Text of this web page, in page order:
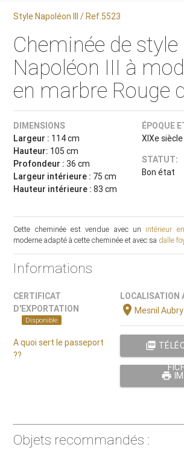
Style Napoléon III / Ref.5523
Cheminée de style
Napoléon III à
en marbre Rouge
DIMENSIONS
Largeur : 114 cm
Hauteur: 105 cm
Profondeur : 36 cm
Largeur intérieure : 75 cm
Hauteur intérieure :83 cm
ÉPOQUE
XIXe siècle
STATUT:
Bon état
Cette cheminée est vendue avec un intérieur
moderne adapté à cette cheminée et avec sa dalle
Informations
CERTIFICAT
D'EXPORTATION
Disponible
A quoi sert le passeport
??
LOCALISATION
location_onMesnil Aubry
picture_as_pdf
print
Objets recommandés :